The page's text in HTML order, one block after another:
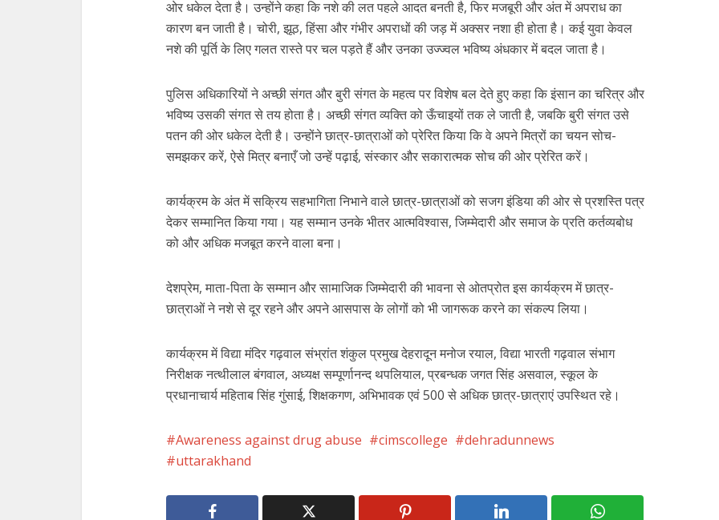
ओर धकेल देता है। उन्होंने कहा कि नशे की लत पहले आदत बनती है, फिर मजबूरी और अंत में अपराध का
कारण बन जाती है। चोरी, झूठ, हिंसा और गंभीर अपराधों की जड़ में अक्सर नशा ही होता है। कई युवा केवल
नशे की पूर्ति के लिए गलत रास्ते पर चल पड़ते हैं और उनका उज्ज्वल भविष्य अंधकार में बदल जाता है।
पुलिस अधिकारियों ने अच्छी संगत और बुरी संगत के महत्व पर विशेष बल देते हुए कहा कि इंसान का चरित्र और
भविष्य उसकी संगत से तय होता है। अच्छी संगत व्यक्ति को ऊँचाइयों तक ले जाती है, जबकि बुरी संगत उसे
पतन की ओर धकेल देती है। उन्होंने छात्र-छात्राओं को प्रेरित किया कि वे अपने मित्रों का चयन सोच-
समझकर करें, ऐसे मित्र बनाएँ जो उन्हें पढ़ाई, संस्कार और सकारात्मक सोच की ओर प्रेरित करें।
कार्यक्रम के अंत में सक्रिय सहभागिता निभाने वाले छात्र-छात्राओं को सजग इंडिया की ओर से प्रशस्ति पत्र
देकर सम्मानित किया गया। यह सम्मान उनके भीतर आत्मविश्वास, जिम्मेदारी और समाज के प्रति कर्तव्यबोध
को और अधिक मजबूत करने वाला बना।
देशप्रेम, माता-पिता के सम्मान और सामाजिक जिम्मेदारी की भावना से ओतप्रोत इस कार्यक्रम में छात्र-
छात्राओं ने नशे से दूर रहने और अपने आसपास के लोगों को भी जागरूक करने का संकल्प लिया।
कार्यक्रम में विद्या मंदिर गढ़वाल संभ्रांत शंकुल प्रमुख देहरादून मनोज रयाल, विद्या भारती गढ़वाल संभाग
निरीक्षक नत्थीलाल बंगवाल, अध्यक्ष सम्पूर्णानन्द थपलियाल, प्रबन्धक जगत सिंह असवाल, स्कूल के
प्रधानाचार्य महिताब सिंह गुंसाई, शिक्षकगण, अभिभावक एवं 500 से अधिक छात्र-छात्राएं उपस्थित रहे।
Awareness against drug abuse cimscollege
dehradunnews
uttarakhand